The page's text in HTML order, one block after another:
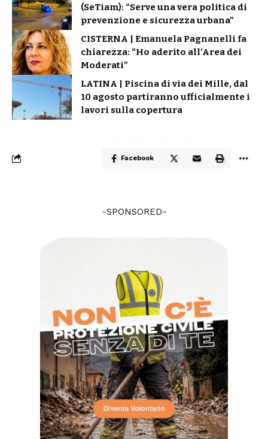
(SeTiam): “Serve una vera politica di
prevenzione e sicurezza urbana”
CISTERNA | Emanuela Pagnanelli fa
chiarezza: “Ho aderito all’Area dei
Moderati”
LATINA | Piscina di via dei Mille, dal
10 agosto partiranno ufficialmente i
lavori sulla copertura
Facebook
-SPONSORED-